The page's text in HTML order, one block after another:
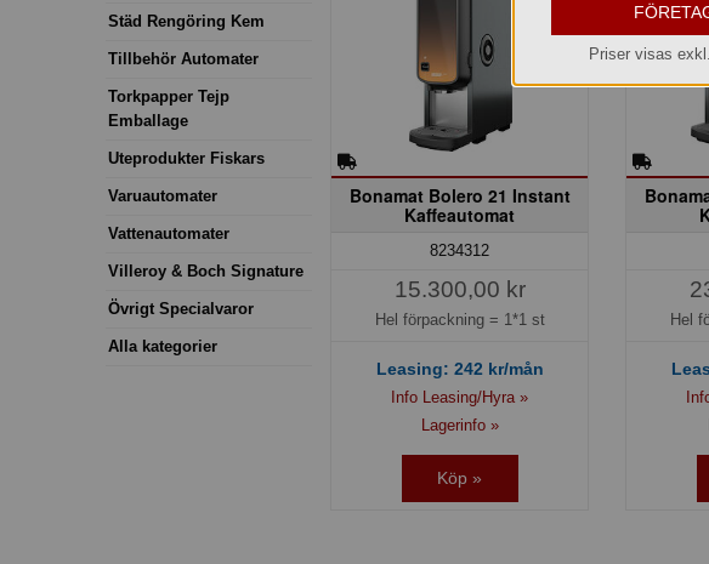
Städ Rengöring Kem
Tillbehör Automater
Torkpapper Tejp
Emballage
Uteprodukter Fiskars
Varuautomater
Vattenautomater
Villeroy & Boch Signature
Övrigt Specialvaror
Alla kategorier
Bonamat Bolero 21 Instant
Kaffeautomat
8234312
15.300,00 kr
Hel förpackning = 1*1 st
Leasing: 242 kr/mån
Info Leasing/Hyra »
Lagerinfo »
Köp »
Hel
Priser visas